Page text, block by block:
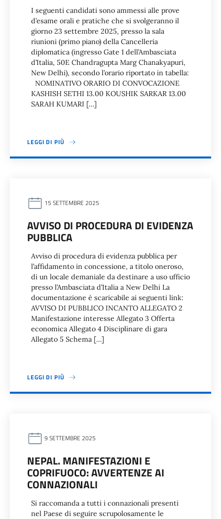
I seguenti candidati sono ammessi alle prove
d’esame orali e pratiche che si svolgeranno il
giorno 23 settembre 2025, presso la sala
riunioni (primo piano) della Cancelleria
diplomatica (ingresso Gate 1 dell’Ambasciata
d’Italia, 50E Chandragupta Marg Chanakyapuri,
New Delhi), secondo l’orario riportato in tabella:
NOMINATIVO ORARIO DI CONVOCAZIONE
KASHISH SETHI 13.00 KOUSHIK SARKAR 13.00
SARAH KUMARI […]
LEGGI DI PIÙ
15 SETTEMBRE 2025
AVVISO DI PROCEDURA DI EVIDENZA
PUBBLICA
Avviso di procedura di evidenza pubblica per
l’affidamento in concessione, a titolo oneroso,
di un locale demaniale da destinare a uso ufficio
presso l’Ambasciata d’Italia a New Delhi La
documentazione è scaricabile ai seguenti link:
AVVISO DI PUBBLICO INCANTO ALLEGATO 2
Manifestazione interesse Allegato 3 Offerta
economica Allegato 4 Disciplinare di gara
Allegato 5 Schema […]
LEGGI DI PIÙ
9 SETTEMBRE 2025
NEPAL. MANIFESTAZIONI E
COPRIFUOCO: AVVERTENZE AI
CONNAZIONALI
Si raccomanda a tutti i connazionali presenti
nel Paese di seguire scrupolosamente le